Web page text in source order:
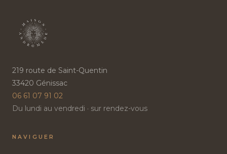
219 route de Saint-Quentin
33420 Génissac
06 61 07 91 02
Du lundi au vendredi · sur rendez-vous
NAVIGUER